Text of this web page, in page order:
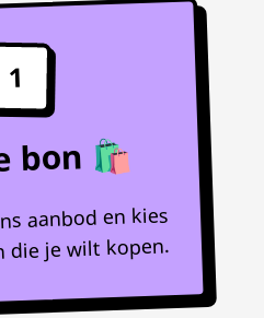
1
bon 🛍️
aanbod en kies
die je wilt kopen.